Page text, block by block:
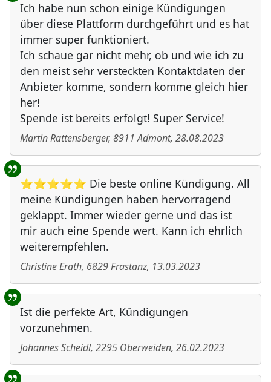
Ich habe nun schon einige Kündigungen
über diese Plattform durchgeführt und es hat
immer super funktioniert.
Ich schaue gar nicht mehr, ob und wie ich zu
den meist sehr versteckten Kontaktdaten der
Anbieter komme, sondern komme gleich hier
her!
Spende ist bereits erfolgt! Super Service!
Martin Rattensberger, 8911 Admont, 28.08.2023
⭐⭐⭐⭐⭐ Die beste online Kündigung. All
meine Kündigungen haben hervorragend
geklappt. Immer wieder gerne und das ist
mir auch eine Spende wert. Kann ich ehrlich
weiterempfehlen.
Christine Erath, 6829Frastanz, 13.03.2023
Ist die perfekte Art, Kündigungen
vorzunehmen.
Johannes Scheidl, 2295 Oberweiden, 26.02.2023